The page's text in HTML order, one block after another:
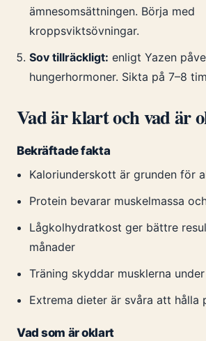
ämnesomsättningen. Börja med
kroppsviktsövningar.
Sov tillräckligt: enligt Yazen
hungerhormoner. Sikta på 7–8
Vad är klart och vad är
Bekräftade fakta
Kaloriunderskott är grunden för
Protein bevarar muskelmassa
Lågkolhydratkost ger bättre
månader
Träning skyddar musklerna
Extrema dieter är svåra att hålla
Vad som är oklart